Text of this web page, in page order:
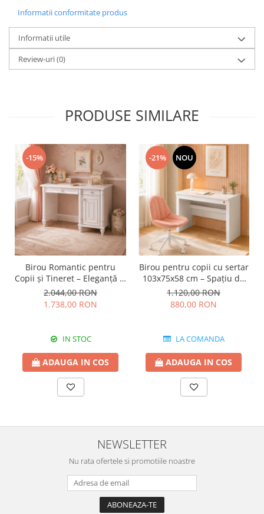
Informatii conformitate produs
Informatii utile
Review-uri(0)
PRODUSE SIMILARE
-15%
Birou Romantic pentru
Copii și Tineret – Eleganță și
Funcționalitate, 117x62x75
cm
2.044,00 RON
1.738,00 RON
IN STOC
ADAUGA IN COS
-21% NOU
Birou pentru copii cu sertar
103x75x58 cm – Spațiu de
lucru modern, colecția Varia
white
1.120,00 RON
880,00 RON
LA COMANDA
ADAUGA IN COS
NEWSLETTER
Nu rata ofertele si promotiile noastre